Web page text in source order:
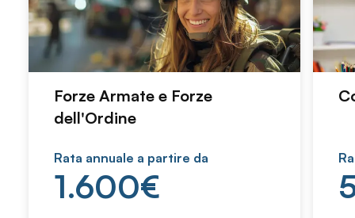
Forze Armate e Forze
dell'Ordine
Rata annuale a partire da
1.600€